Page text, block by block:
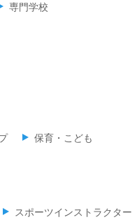
専門学校
保育・こども
スポーツインストラクター